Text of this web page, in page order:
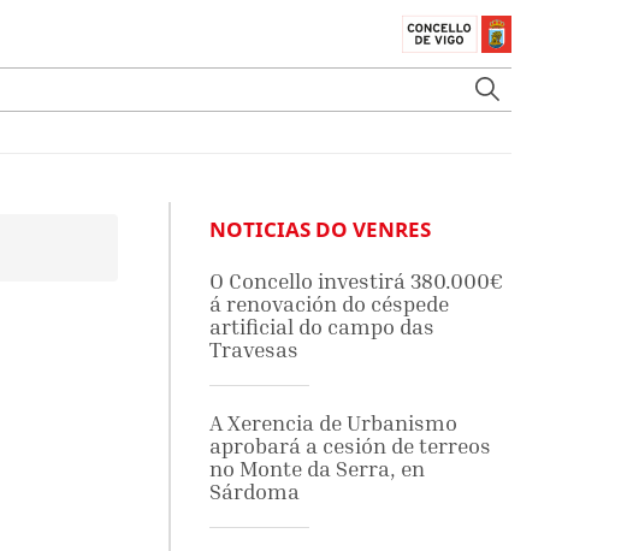
NOTICIAS DO VENRES
O Concello investirá 380.000€
á renovación do céspede
artificial do campo das
Travesas
A Xerencia de Urbanismo
aprobará a cesión de terreos
no Monte da Serra, en
Sárdoma